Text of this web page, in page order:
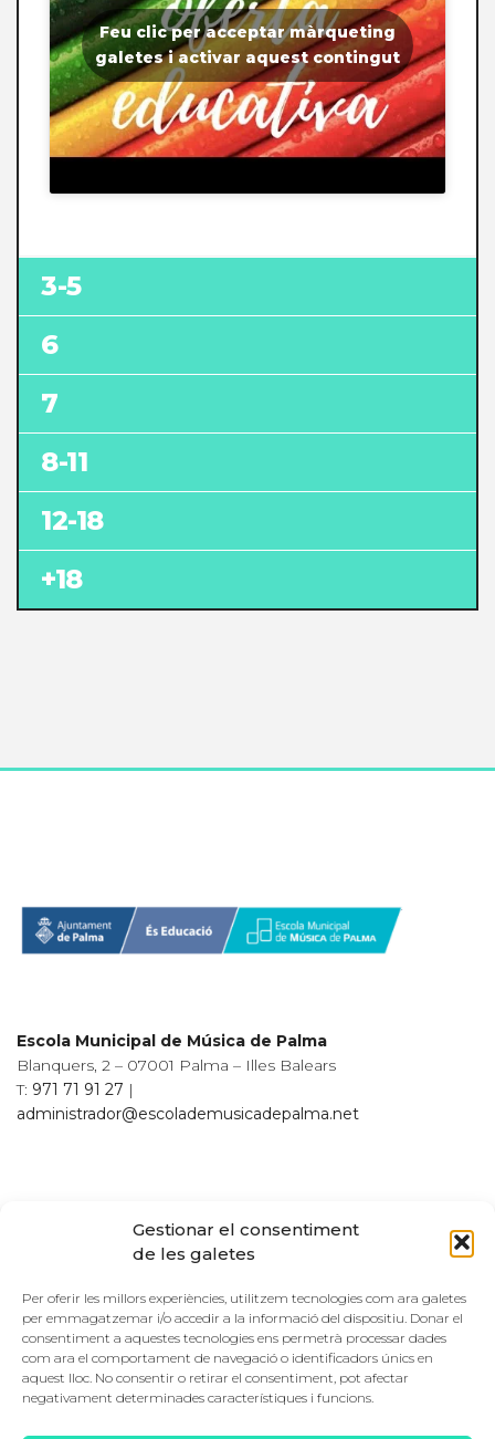
Gestionar el consentiment
de les galetes
Per oferir les millors experiències, utilitzem tecnologies com ara galetes
per emmagatzemar i/o accedir a la informació del dispositiu. Donar el
consentiment a aquestes tecnologies ens permetrà processar dades
com ara el comportament de navegació o identificadors únics en
aquest lloc. No consentir o retirar el consentiment, pot afectar
negativament determinades característiques i funcions.
Feu clic per acceptar màrqueting
galetes i activar aquest contingut
3-5
6
7
8-11
12-18
+18
Escola Municipal de Música de Palma
Blanquers, 2 – 07001 Palma – Illes Balears
T: 971 71 91 27 |
administrador@escolademusicadepalma.net
© Escola Municipal de Música de Palma. Tots els drets reservats | Disseny
Web:
LABODONI